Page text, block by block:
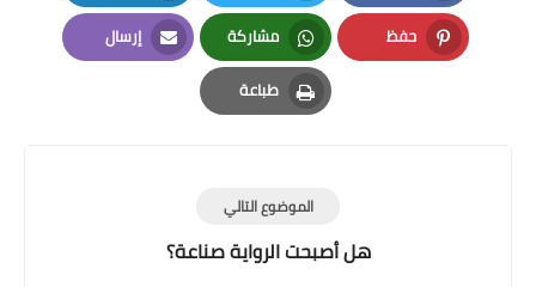
Facebook
Twitter
LinkedIn
حفظ
Pinterest
مشاركة
Whatsapp
إرسال
Email
طباعة
Print
الموضوع التالي
هل أصبحت الرواية صناعة؟